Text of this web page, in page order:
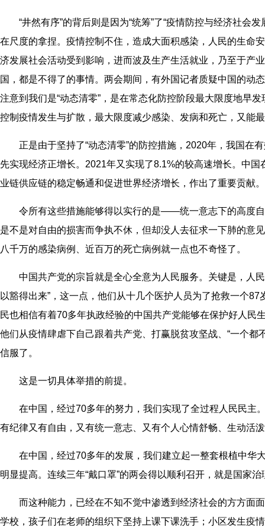
“井然有序”的背后则是因为“统筹”了“疫情防控与经济社会
在尺度的拿捏。疫情控制不住，造成大面积感染，人民的生命
济发展社会活动受到影响，进而波及生产生活就业，乃至于产
国，都是不得了的事情。两会期间，有外国记者质疑中国的动
注意到我们是“动态清零”，是在常态化防控阶段最大限度地早
控制疫情发生与扩散，最大限度减少感染、发病和死亡，又能
正是由于坚持了“动态清零”的防控措施，2020年，我国在
先实现经济正增长。2021年又实现了8.1%的较高速增长。中
业链供应链的稳定畅通和促进世界经济增长，作出了重要贡献。
令所有这些措施能够得以实行的是——统一意志下的高度
是不是对自由的损害而争执不休，但却没人去征求一下肺的意
八千万的感染病例、近百万的死亡病例就一点也不奇怪了。
中国共产党的宗旨就是全心全意为人民服务。关键是，人
以豁得出来”，这一点，他们从十几个医护人员为了抢救一个
民也相信有着70多年执政经验的中国共产党能够在保护好人民
他们从疫情肆虐下自己跟着共产党、打赢脱贫攻坚战、“一个都
信服了。
这是一切具体举措的前提。
在中国，经过70多年的努力，我们实现了全过程人民民主
有纪律又有自由，又有统一意志、又有个人心情舒畅、生动活泼
在中国，经过70多年的发展，我们建立起一整套根植中华
明显提高。连续三年“戴口罩”的两会得以顺利召开，就是国家
而这种能力，已经在不知不觉中渗透到经济社会的方方面
学校，孩子们在老师的组织下坚持上课下课洗手；小区发生疫